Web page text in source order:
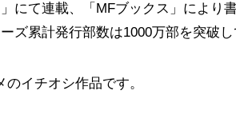
にて連載、「MFブックス」により
ズ累計発行部数は1000万部を突破し
イチオシ作品です。